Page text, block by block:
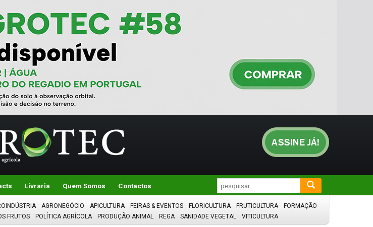
Livraria Quem Somos Contactos
AGRONEGÓCIO APICULTURA FEIRAS & EVENTOS FLORICULTURA FRUTICULTURA
FORMAÇÃO
FRUTOS POLÍTICA AGRÍCOLA PRODUÇÃO ANIMAL REGA SANIDADE VEGETAL VITICULTURA